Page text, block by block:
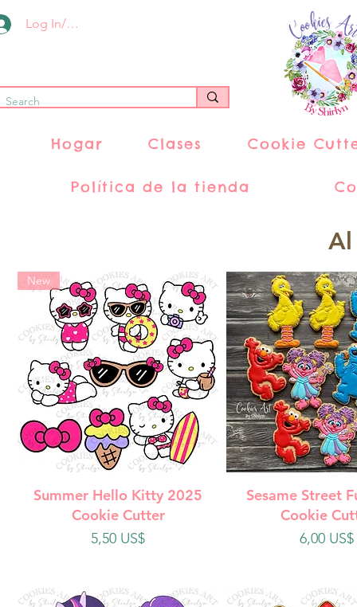
Log In/Register
Hogar Clases Cookie
Política de la tienda
Al
Vista rápida
New
Summer Hello Kitty 2025
Cookie Cutter
Precio
5,50 US$
Vista
Sesame Street
Cookie
Precio
6,00 US$